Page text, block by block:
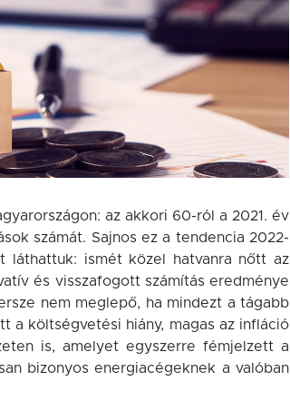
az akkori 60-ról a 2021. év
számát. Sajnos ez a tendencia 2022-
láthattuk: ismét közel hatvanra nőtt az
és visszafogott számítás eredménye
nem meglepő, ha mindezt a tágabb
a költségvetési hiány, magas az infláció
is, amelyet egyszerre fémjelzett a
bizonyos energiacégeknek a valóban